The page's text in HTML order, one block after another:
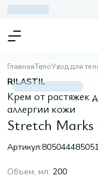
ГлавнаяТелоУход для
RILASTIL
Крем от растяжек
аллергии кожи
Stretch
Артикул:
Объем, мл: 200